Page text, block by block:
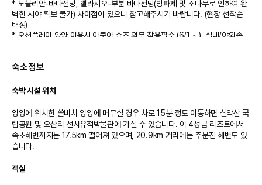
* 노블리안-바다전망, 빨라시오-부분 바다전망(방파제 및 소나무로 인하여 완
벽한 시야 확보 불가) 차이점이 있으니 참고해주시기 바랍니다. (현장 선착순
배정)
* 오션플레이 양양 이용시 아쿠아 슈즈 의무 착용필수 (6/1 ~ ), 실내/야외존
확인사항 및 기타
- 입실일 기준 만 19세 미만의 경우 부모의 동행 또는 미성년자 숙박 동의서 제
- 미성년자 숙박 동의서는 입실하는 미성년자 전원 기재하여 제출하셔야 됩니
다. (미 기재된 인원은 숙박 불가)
- 미성년자 숙박 동의서 제출시에도 이성과의 혼숙, 음주는 허용되지 않습니
다. (적발시 퇴실조치)
* 펫동반 입실 허용기준
숙소정보
숙박 시설 위치
양양에 위치한 쏠비치 양양에 머무실 경우 차로 15분 정도 이동하면 설악산 국
립공원 및 오산리 선사유적박물관에 가실 수 있습니다. 이 4성급 리조트에서
속초해변까지는 17.5km 떨어져 있으며, 20.9km 거리에는 주문진 해변도 있
습니다.
객실